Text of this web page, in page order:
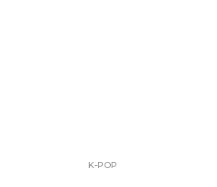
K-POP